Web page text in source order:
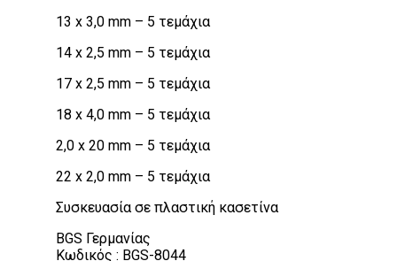
13 x 3,0 mm – 5 τεμάχια
14 x 2,5 mm – 5 τεμάχια
17 x 2,5 mm – 5 τεμάχια
18 x 4,0 mm – 5 τεμάχια
2,0 x 20 mm – 5 τεμάχια
22 x 2,0 mm – 5 τεμάχια
Συσκευασία σε πλαστική κασετίνα
BGS Γερμανίας
Κωδικός : BGS-8044